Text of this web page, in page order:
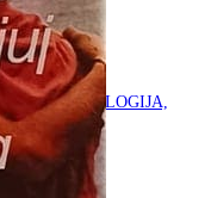
PSIHOLOGIJA,